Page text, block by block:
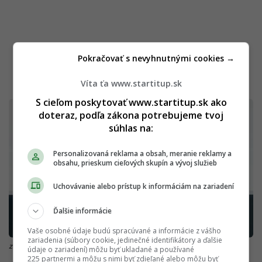
zdroj: X @MickyBeisenherz
Víta ťa www.startitup.sk
S cieľom poskytovať www.startitup.sk ako
doteraz, podľa zákona potrebujeme tvoj
súhlas na:
Personalizovaná reklama a obsah, meranie reklamy a
obsahu, prieskum cieľových skupín a vývoj služieb
Uchovávanie alebo prístup k informáciám na zariadení
Ďalšie informácie
Vaše osobné údaje budú spracúvané a informácie z vášho
zariadenia (súbory cookie, jedinečné identifikátory a ďalšie
údaje o zariadení) môžu byť ukladané a používané
225 partnermi a môžu s nimi byť zdieľané alebo môžu byť
Pokračovať s nevyhnutnými cookies →